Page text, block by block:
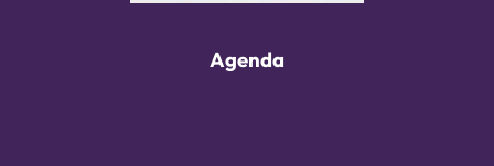
Agenda